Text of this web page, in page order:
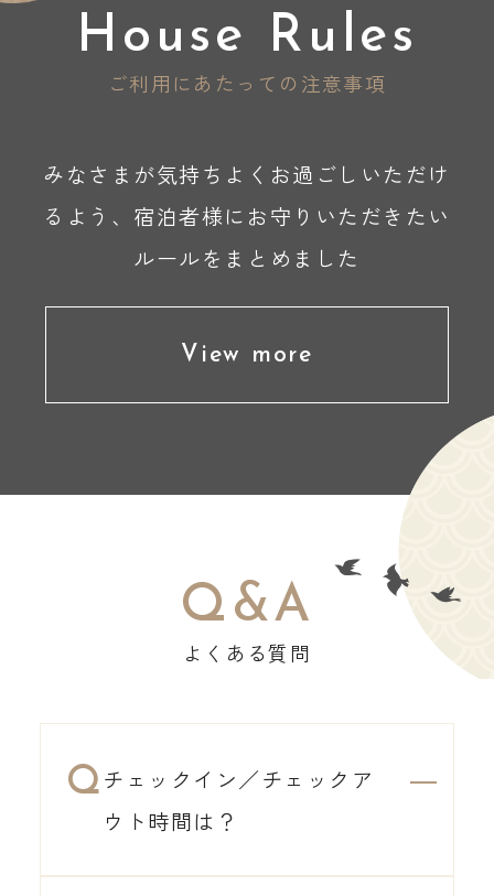
House Rules
ご利用にあたっての注意事項
みなさまが気持ちよくお過ごしいただけ
るよう、 宿泊者様にお守りいただきたい
ルールをまとめました
View more
Q&A
よくある質問
チェックイン／チェックア
ウト時間は？